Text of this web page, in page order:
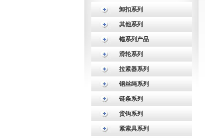
卸扣系列
其他系列
锚系列产品
滑轮系列
拉紧器系列
钢丝绳系列
链条系列
货钩系列
紧索具系列